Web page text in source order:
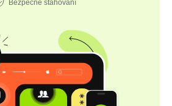
Bezpečné stahování